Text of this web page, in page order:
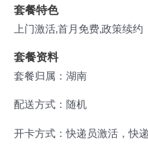
套餐特色
上门激活,首月免费,政策续约
套餐资料
套餐归属：湖南
配送方式：随机
开卡方式：快递员激活，快